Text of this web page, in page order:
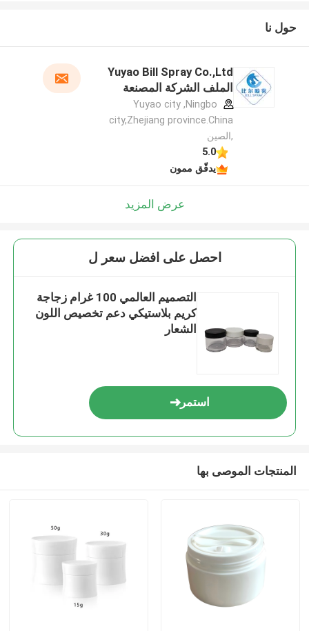
حول نا
Yuyao Bill Spray Co.,Ltd
الملف الشركة المصنعة
Yuyao city ,Ningbo
city,Zhejiang province.China
,الصين
5.0
يدقّق ممون
عرض المزيد
احصل على افضل سعر ل
التصميم العالمي 100 غرام زجاجة
كريم بلاستيكي دعم تخصيص اللون
الشعار
استمر
المنتجات الموصى بها